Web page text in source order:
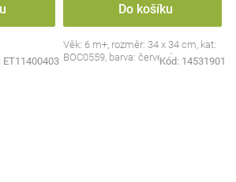
ET11400403
Do košíku
Věk: 6 m+, rozměr: 34 x 34 cm, kat:
BOC0559, barva: červená
Kód: 14531901